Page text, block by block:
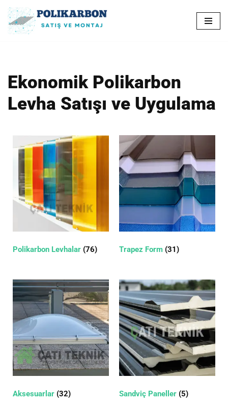
İçeriğe
Ekonomik Polikarbon
Levha Satışı ve Uygulama
Polikarbon Levhalar (76) Trapez Form (31)
Aksesuarlar (32) Sandviç Paneller (5)